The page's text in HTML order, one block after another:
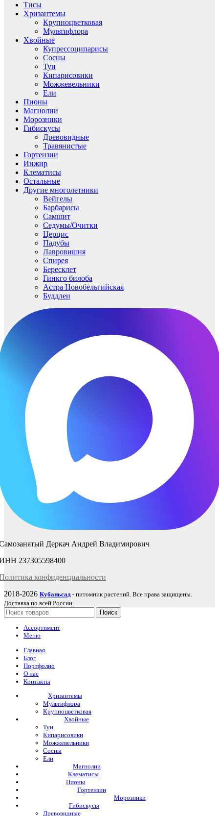
Тисы
Хризантемы
Крупноцветковая
Мультифлора
Хвойные
Купрессоципарисы
Сосны
Туи
Кипарисовики
Можжевельники
Ели
Пионы
Магнолии
Морозники
Гибискусы
Древовидные
Травянистые
Гортензии
Инжир
Клематисы
Остальные
Другие многолетники
Вейгелы
Барбарисы
Самшит
Седумы/Очитки
Церцис
Падубы
Лавровишня
Спирея
Бересклет
Гинкго билоба
Астра Новобельгийская
Буддлеи
Деркач Андрей Владимирович
237305598400
конфиденциальности
2018-2026 Кубаньсад - питомник растений. Все права защищены.
Доставка по всей России.
Поиск
Ассортимент
Меню
Главная
Блог
Портфолио
О нас
Контакты
Хризантемы
Мультифлора
Крупноцветковая
Хвойные
Туи
Кипарисовики
Можжевельники
Сосны
Ели
Магнолии
Клематисы
Пионы
Гортензии
Морозники
Гибискусы
Древовидные